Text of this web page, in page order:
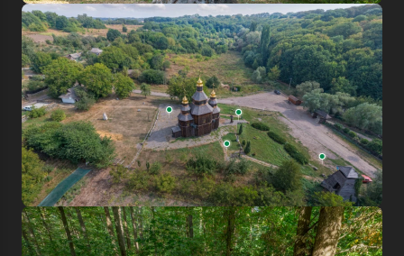
Пошук
Увійти в emuseum.ua
Продовжити з Google
Продовжити з Facebook